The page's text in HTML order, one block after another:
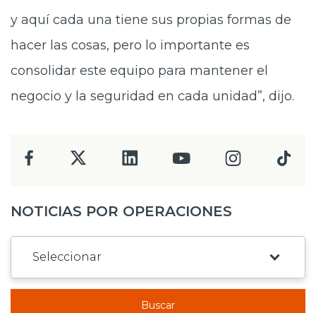
y aquí cada una tiene sus propias formas de
hacer las cosas, pero lo importante es
consolidar este equipo para mantener el
negocio y la seguridad en cada unidad”, dijo.
NOTICIAS POR OPERACIONES
Buscar